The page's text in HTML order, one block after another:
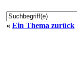
« Ein Thema zurück